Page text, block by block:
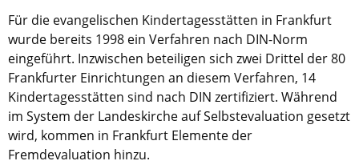
Informationen
Aus (nicht nur) Frankfurter Blogs
Videos
Beratung & Info
Impressum
Für die evangelischen Kindertagesstätten in Frankfurt
wurde bereits 1998 ein Verfahren nach DIN-Norm
eingeführt. Inzwischen beteiligen sich zwei Drittel der 80
Frankfurter Einrichtungen an diesem Verfahren, 14
Kindertagesstätten sind nach DIN zertifiziert. Während
im System der Landeskirche auf Selbstevaluation gesetzt
wird, kommen in Frankfurt Elemente der
Fremdevaluation hinzu.